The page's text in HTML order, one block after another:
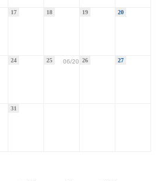
17 18 19 20
24 25 06/20 26 27
31